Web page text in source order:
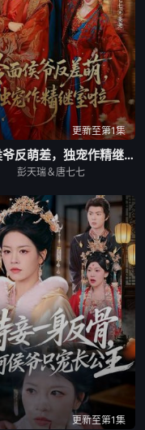
更新至第1集
冷面侯爷反萌差，独宠作精继室啦
彭天瑞＆唐七七
更新至第1集